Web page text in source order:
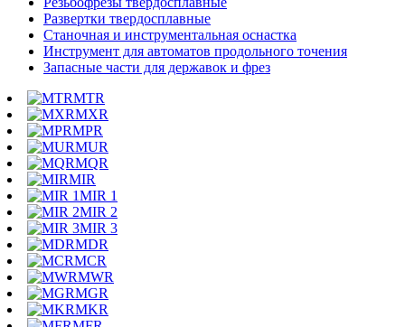
Развертки твердосплавные
Станочная и инструментальная оснастка
Инструмент для автоматов продольного точения
Запасные части для державок и фрез
MTR
MXR
MPR
MUR
MQR
MIR
MIR 1
MIR 2
MIR 3
MDR
MCR
MWR
MGR
MKR